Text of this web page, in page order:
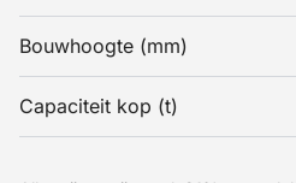
Bouwhoogte (mm)
Capaciteit kop (t)